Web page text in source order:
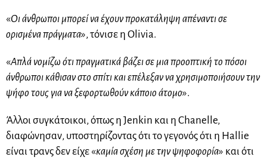
«Οι άνθρωποι μπορεί να έχουν προκατάληψη απέναντι σε
ορισμένα πράγματα», τόνισε η Olivia.
«Απλά νομίζω ότι πραγματικά βάζει σε μια προοπτική το πόσοι
άνθρωποι κάθισαν στο σπίτι και επέλεξαν να χρησιμοποιήσουν την
ψήφο τους για να ξεφορτωθούν κάποιο άτομο».
Άλλοι συγκάτοικοι, όπως η Jenkin και η Chanelle,
διαφώνησαν, υποστηρίζοντας ότι το γεγονός ότι η Hallie
είναι τρανς δεν είχε «καμία σχέση με την ψηφοφορία» και ότι